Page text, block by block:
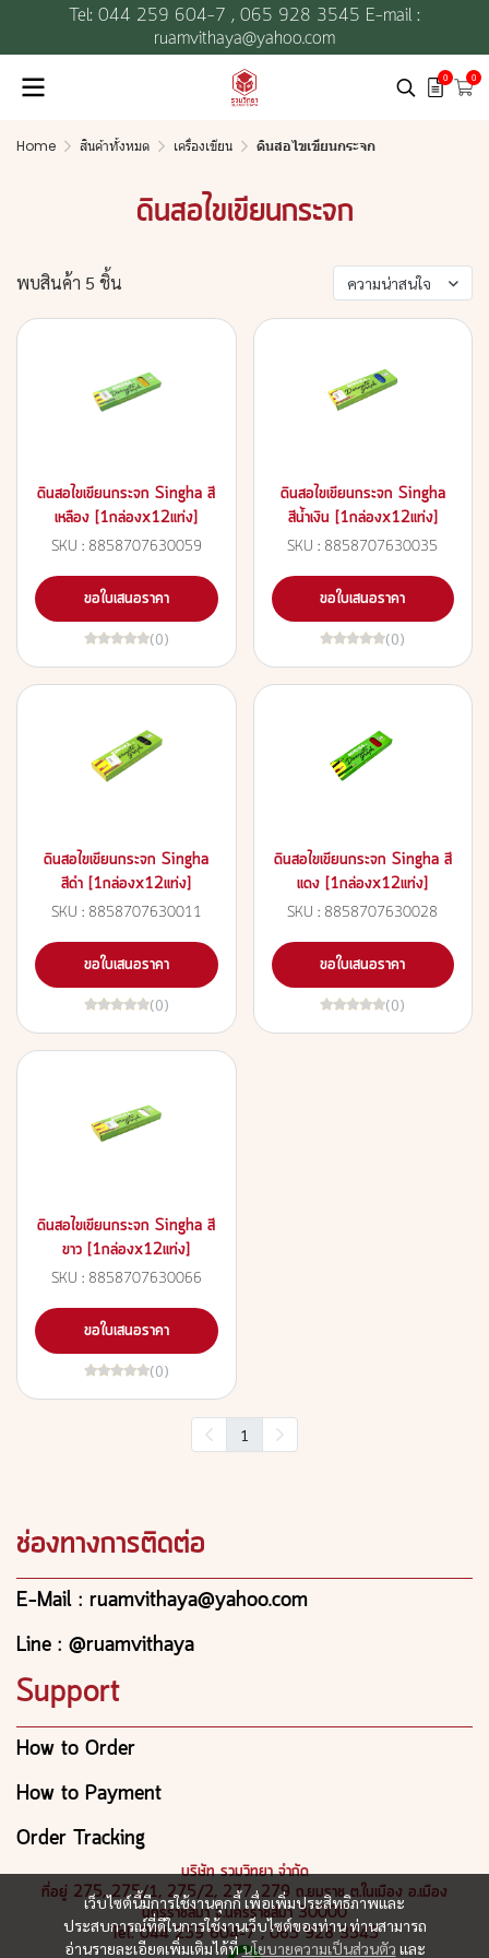
Tel: 044 259 604-7 , 065 928 3545 E-mail :
ruamvithaya@yahoo.com
0 0
Home สินค้าทั้งหมด เครื่องเขียน ดินสอไขเขียนกระจก
ดินสอไขเขียนกระจก
พบสินค้า 5 ชิ้น ความน่าสนใจ
ดินสอไขเขียนกระจก Singha สี
เหลือง [1กล่องx12แท่ง]
SKU : 8858707630059
ขอใบเสนอราคา
(0)
ดินสอไขเขียนกระจก Singha
สีน้ำเงิน [1กล่องx12แท่ง]
SKU : 8858707630035
ขอใบเสนอราคา
(0)
ดินสอไขเขียนกระจก Singha
สีดำ [1กล่องx12แท่ง]
SKU : 8858707630011
ขอใบเสนอราคา
(0)
ดินสอไขเขียนกระจก Singha สี
แดง [1กล่องx12แท่ง]
SKU : 8858707630028
ขอใบเสนอราคา
(0)
ดินสอไขเขียนกระจก Singha สี
ขาว [1กล่องx12แท่ง]
SKU : 8858707630066
ขอใบเสนอราคา
(0)
1
เว็บไซต์นี้มีการใช้งานคุกกี้ เพื่อเพิ่มประสิทธิภาพและ
ประสบการณ์ที่ดีในการใช้งานเว็บไซต์ของท่าน ท่านสามารถ
อ่านรายละเอียดเพิ่มเติมได้ที่นโยบายความเป็นส่วนตัว และ
ช่องทางการติดต่อ
E-Mail : ruamvithaya@yahoo.com
Line : @ruamvithaya
Support
How to Order
How to Payment
Order Tracking
บริษัท รวมวิทยา จำกัด
ที่อยู่ 275, 275/1, 275/2, 277, 279 ถ.ยมราช ต.ในเมือง อ.เมือง
นครราชสีมา จ.นครราชสีมา 30000
Tel: 044 259 604-7 , 065 928 3545